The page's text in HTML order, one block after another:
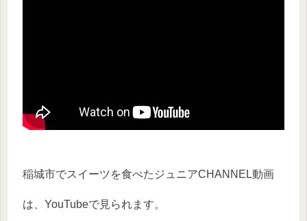
稲城市でスイーツを食べたジュニアCHANNEL動画
は、YouTubeで見られます。